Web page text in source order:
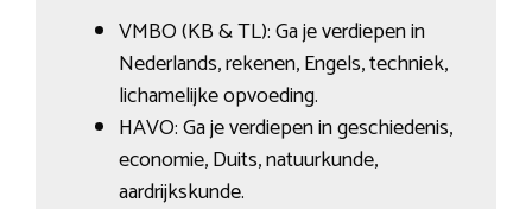
VMBO (KB & TL): Ga je verdiepen in
Nederlands, rekenen, Engels, techniek,
lichamelijke opvoeding.
HAVO: Ga je verdiepen in geschiedenis,
economie, Duits, natuurkunde,
aardrijkskunde.